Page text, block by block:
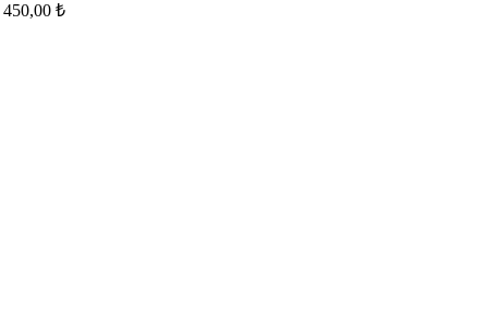
450,00 ₺